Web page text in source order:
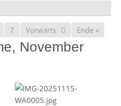
7 Vorwärts Ende »
November